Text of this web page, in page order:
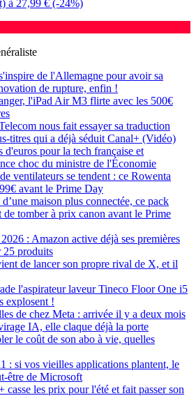
à 27,99 € (-24%)
de l'Allemagne pour avoir sa
de rupture, enfin !
l'iPad Air M3 flirte avec les 500€
nous fait essayer sa traduction
titres qui a déjà séduit Canal+ (Vidéo)
d'euros pour la tech française et
choc du ministre de l'Économie
ventilateurs se tendent : ce Rowenta
avant le Prime Day
maison plus connectée, ce pack
tomber à prix canon avant le Prime
: Amazon active déjà ses premières
25 produits
de lancer son propre rival de X, et il
l'aspirateur laveur Tineco Floor One i5
explosent !
de chez Meta : arrivée il y a deux mois
IA, elle claque déjà la porte
le coût de son abo à vie, quelles
: si vos vieilles applications plantent, le
être de Microsoft
casse les prix pour l'été et fait passer son